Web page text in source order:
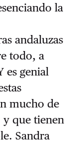
la
andaluzas
todo, a
es genial
mucho de
y que tienen
Sandra